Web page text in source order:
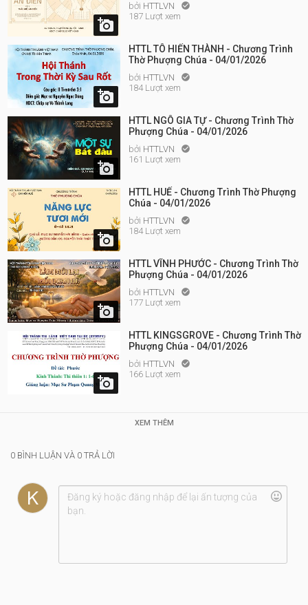

bởi HTTLVN 
187 Lượt xem

HTTL TÔ HIẾN THÀNH - Chương Trình
Thờ Phượng Chúa - 04/01/2026
bởi HTTLVN 
184 Lượt xem

HTTL NGÔ GIA TỰ - Chương Trình Thờ
Phượng Chúa - 04/01/2026
bởi HTTLVN 
161 Lượt xem

HTTL HUẾ - Chương Trình Thờ Phượng
Chúa - 04/01/2026
bởi HTTLVN 
184 Lượt xem

HTTL VĨNH PHƯỚC - Chương Trình Thờ
Phượng Chúa - 04/01/2026
bởi HTTLVN 
177 Lượt xem

HTTL KINGSGROVE - Chương Trình Thờ
Phượng Chúa - 04/01/2026
bởi HTTLVN 
166 Lượt xem
XEM THÊM
0 BÌNH LUẬN VÀ 0 TRẢ LỜI